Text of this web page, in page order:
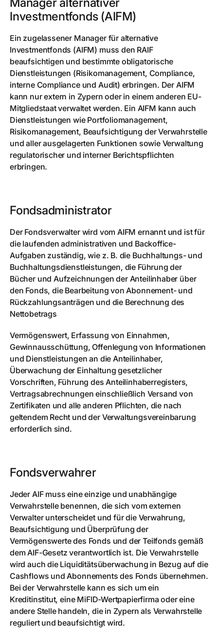
Investmentfonds (AIFM)
Ein zugelassener Manager für alternative
Investmentfonds (AIFM) muss den RAIF
beaufsichtigen und bestimmte obligatorische
Dienstleistungen (Risikomanagement, Compliance,
interne Compliance und Audit) erbringen. Der AIFM
kann nur extern in Zypern oder in einem anderen EU-
Mitgliedstaat verwaltet werden. Ein AIFM kann auch
Dienstleistungen wie Portfoliomanagement,
Risikomanagement, Beaufsichtigung der Verwahrstelle
und aller ausgelagerten Funktionen sowie Verwaltung
regulatorischer und interner Berichtspflichten
erbringen.
Fondsadministrator
Der Fondsverwalter wird vom AIFM ernannt und ist für
die laufenden administrativen und Backoffice-
Aufgaben zuständig, wie z. B. die Buchhaltungs- und
Buchhaltungsdienstleistungen, die Führung der
Bücher und Aufzeichnungen der Anteilinhaber über
den Fonds, die Bearbeitung von Abonnement- und
Rückzahlungsanträgen und die Berechnung des
Nettobetrags
Vermögenswert, Erfassung von Einnahmen,
Gewinnausschüttung, Offenlegung von Informationen
und Dienstleistungen an die Anteilinhaber,
Überwachung der Einhaltung gesetzlicher
Vorschriften, Führung des Anteilinhaberregisters,
Vertragsabrechnungen einschließlich Versand von
Zertifikaten und alle anderen Pflichten, die nach
geltendem Recht und der Verwaltungsvereinbarung
erforderlich sind.
Fondsverwahrer
Jeder AIF muss eine einzige und unabhängige
Verwahrstelle benennen, die sich vom externen
Verwalter unterscheidet und für die Verwahrung,
Beaufsichtigung und Überprüfung der
Vermögenswerte des Fonds und der Teilfonds gemäß
dem AIF-Gesetz verantwortlich ist. Die Verwahrstelle
wird auch die Liquiditätsüberwachung in Bezug auf die
Cashflows und Abonnements des Fonds übernehmen.
Bei der Verwahrstelle kann es sich um ein
Kreditinstitut, eine MiFID-Wertpapierfirma oder eine
andere Stelle handeln, die in Zypern als Verwahrstelle
reguliert und beaufsichtigt wird.